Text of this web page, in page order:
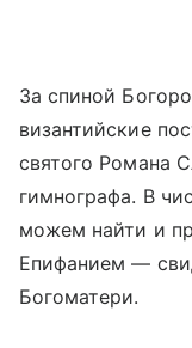
За спиной
византийские
святого Романа
гимнографа. В
можем найти и
Епифанием —
Богоматери.